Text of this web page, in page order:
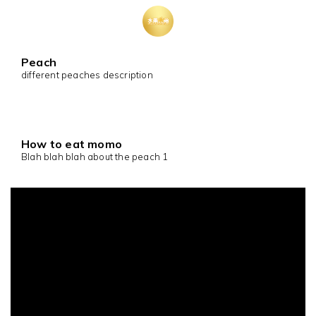
Peach
different peaches description
How to eat momo
Blah blah blah about the peach 1